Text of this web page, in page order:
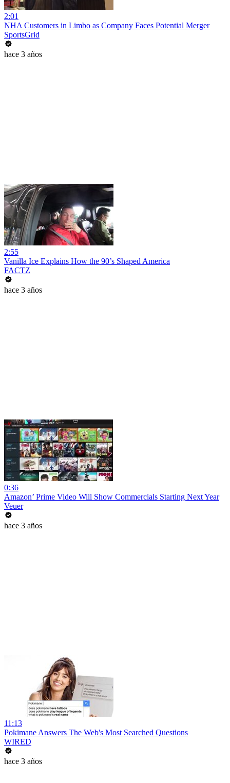
2:01
NHA Customers in Limbo as Company Faces Potential Merger
SportsGrid
hace 3 años
2:55
Vanilla Ice Explains How the 90’s Shaped America
FACTZ
hace 3 años
0:36
Amazon’ Prime Video Will Show Commercials Starting Next Year
Veuer
hace 3 años
11:13
Pokimane Answers The Web's Most Searched Questions
WIRED
hace 3 años